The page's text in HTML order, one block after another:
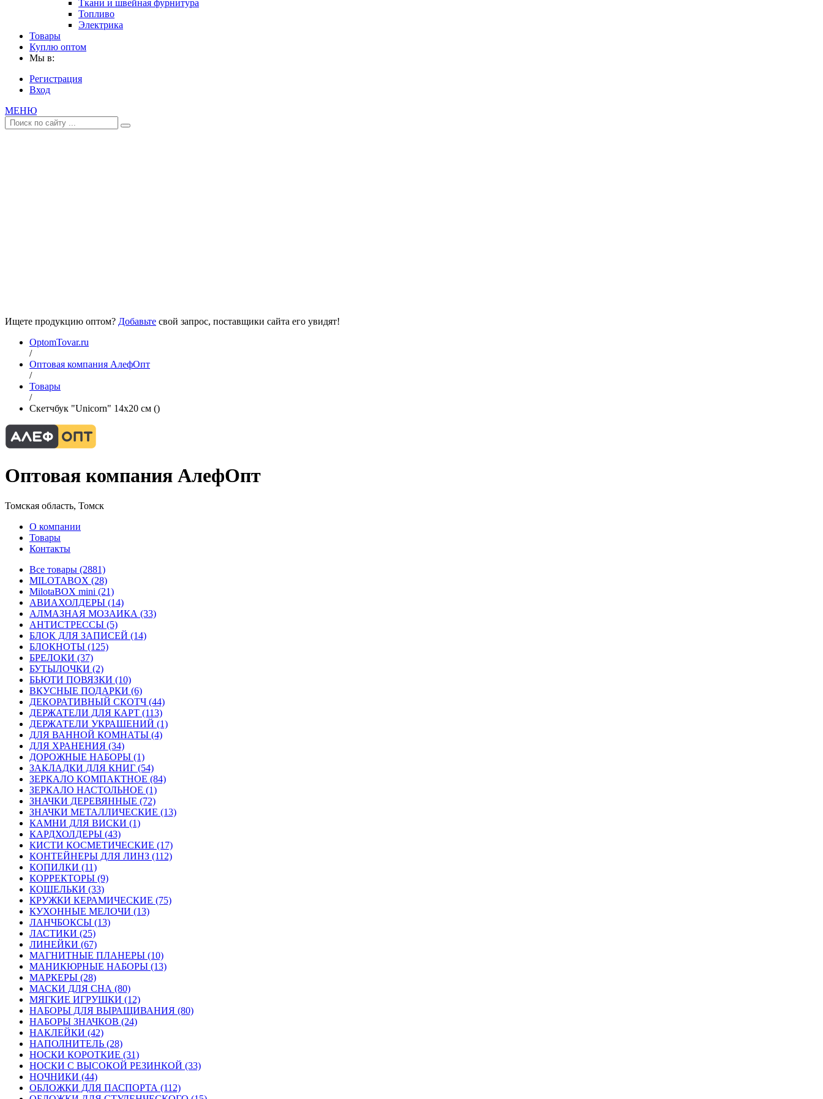
Ткани и швейная фурнитура
Топливо
Электрика
Товары
Куплю оптом
Мы в:
Регистрация
Вход
МЕНЮ
Ищете продукцию оптом? Добавьте свой запрос, поставщики сайта его увидят!
OptomTovar.ru
/
Оптовая компания АлефОпт
/
Товары
/
Скетчбук "Unicorn" 14х20 см ()
Оптовая компания АлефОпт
Томская область, Томск
О компании
Товары
Контакты
Все товары (2881)
MILOTABOX (28)
MilotaBOX mini (21)
АВИАХОЛДЕРЫ (14)
АЛМАЗНАЯ МОЗАИКА (33)
АНТИСТРЕССЫ (5)
БЛОК ДЛЯ ЗАПИСЕЙ (14)
БЛОКНОТЫ (125)
БРЕЛОКИ (37)
БУТЫЛОЧКИ (2)
БЬЮТИ ПОВЯЗКИ (10)
ВКУСНЫЕ ПОДАРКИ (6)
ДЕКОРАТИВНЫЙ СКОТЧ (44)
ДЕРЖАТЕЛИ ДЛЯ КАРТ (113)
ДЕРЖАТЕЛИ УКРАШЕНИЙ (1)
ДЛЯ ВАННОЙ КОМНАТЫ (4)
ДЛЯ ХРАНЕНИЯ (34)
ДОРОЖНЫЕ НАБОРЫ (1)
ЗАКЛАДКИ ДЛЯ КНИГ (54)
ЗЕРКАЛО КОМПАКТНОЕ (84)
ЗЕРКАЛО НАСТОЛЬНОЕ (1)
ЗНАЧКИ ДЕРЕВЯННЫЕ (72)
ЗНАЧКИ МЕТАЛЛИЧЕСКИЕ (13)
КАМНИ ДЛЯ ВИСКИ (1)
КАРДХОЛДЕРЫ (43)
КИСТИ КОСМЕТИЧЕСКИЕ (17)
КОНТЕЙНЕРЫ ДЛЯ ЛИНЗ (112)
КОПИЛКИ (11)
КОРРЕКТОРЫ (9)
КОШЕЛЬКИ (33)
КРУЖКИ КЕРАМИЧЕСКИЕ (75)
КУХОННЫЕ МЕЛОЧИ (13)
ЛАНЧБОКСЫ (13)
ЛАСТИКИ (25)
ЛИНЕЙКИ (67)
МАГНИТНЫЕ ПЛАНЕРЫ (10)
МАНИКЮРНЫЕ НАБОРЫ (13)
МАРКЕРЫ (28)
МАСКИ ДЛЯ СНА (80)
МЯГКИЕ ИГРУШКИ (12)
НАБОРЫ ДЛЯ ВЫРАЩИВАНИЯ (80)
НАБОРЫ ЗНАЧКОВ (24)
НАКЛЕЙКИ (42)
НАПОЛНИТЕЛЬ (28)
НОСКИ КОРОТКИЕ (31)
НОСКИ С ВЫСОКОЙ РЕЗИНКОЙ (33)
НОЧНИКИ (44)
ОБЛОЖКИ ДЛЯ ПАСПОРТА (112)